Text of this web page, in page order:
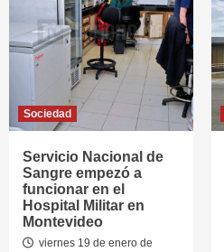
Sociedad
Servicio Nacional de
Sangre empezó a
funcionar en el
Hospital Militar en
Montevideo
viernes 19 de enero de